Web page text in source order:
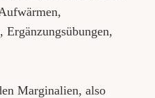
Ergänzungsübungen,
Marginalien, also